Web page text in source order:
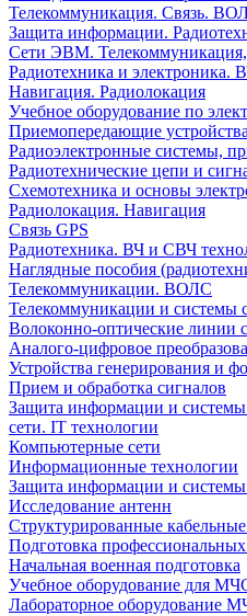
Телекоммуникация. Связь.
Защита информации.
Сети ЭВМ. Телекоммуникация,
Радиотехника и электроника.
Навигация. Радиолокация
Учебное оборудование по
Приемопередающие устройства
Радиоэлектронные системы,
Радиотехнические цепи и
Схемотехника и основы
Радиолокация. Навигация
Связь GPS
Радиотехника. ВЧ и СВЧ
Наглядные пособия
Телекоммуникации. ВОЛС
Телекоммуникации и системы
Волоконно-оптические линии
Аналого-цифровое
Устройства генерирования и
Прием и обработка сигналов
Защита информации и
сети. IT технологии
Компьютерные сети
Информационные технологии
Защита информации и системы
Исследование антенн
Структурированные
Подготовка
Начальная военная подготовка
Учебное оборудование для
Лабораторное оборудование